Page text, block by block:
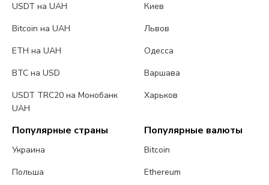
USDT на UAH
Bitcoin на UAH
ETH на UAH
BTC на USD
USDT TRC20 на Монобанк
UAH
Киев
Львов
Одесса
Варшава
Харьков
Популярные страны
Украина
Польша
Популярные валюты
Bitcoin
Ethereum